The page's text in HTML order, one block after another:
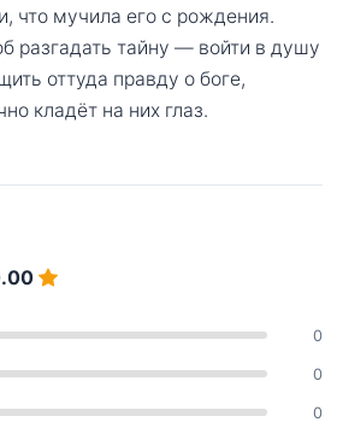
что мучила его с рождения.
разгадать тайну — войти в душу
оттуда правду о боге,
кладёт на них глаз.
0
0
0